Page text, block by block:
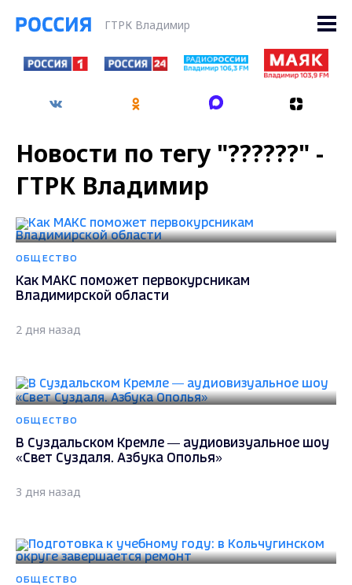
ГТРК Владимир
Новости по тегу "??????" -
ГТРК Владимир
ОБЩЕСТВО
Как МАКС поможет первокурсникам
Владимирской области
2 дня назад
ОБЩЕСТВО
В Суздальском Кремле — аудиовизуальное шоу
«Свет Суздаля. Азбука Ополья»
3 дня назад
ОБЩЕСТВО